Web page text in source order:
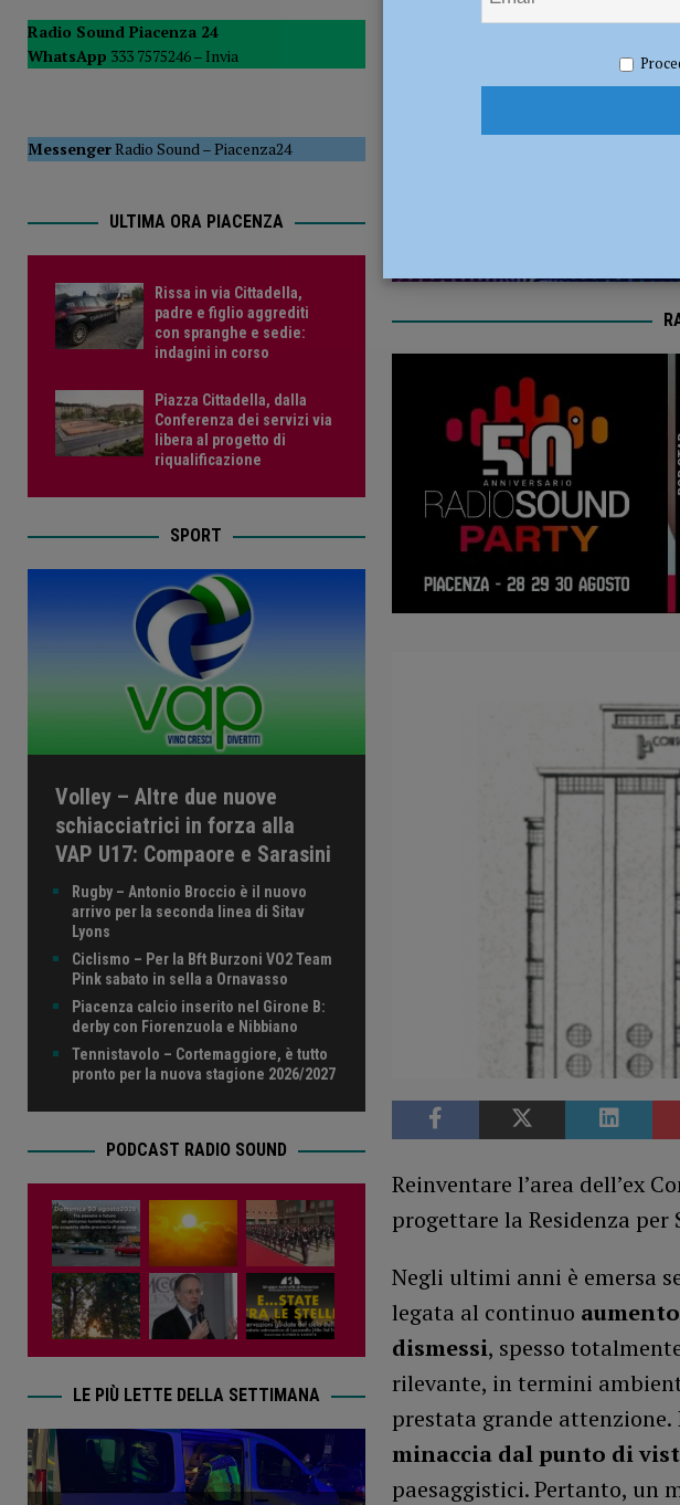
[ 7 Agosto 2026 ] Assegnati alla questura di Piacenza diciannove nuovi agenti di polizia
[ 8 Agosto 2026 ] Rissa in via Cittadella, padre e figlio aggrediti con spranghe e sedie:
Redazione MC
Reinventare l’area dell’ex
progettare la Residenza
Negli ultimi anni è emersa
legata al continuo
dismessi, spesso
rilevante, in termini
prestata grande
minaccia dal punto di
paesaggistici. Pertanto, un
Radio Sound Piacenza 24
WhatsApp 333 7575246 – Invia
MessengerRadio Sound–Piacenza24
ULTIMA ORA PIACENZA
Rissa in via Cittadella,
padre e figlio aggrediti
con spranghe e sedie:
indagini in corso
Piazza Cittadella, dalla
Conferenza dei servizi via
libera al progetto di
riqualificazione
SPORT
Volley – Altre due nuove
schiacciatrici in forza alla
VAP U17: Compaore e Sarasini
Rugby – Antonio Broccio è il nuovo
arrivo per la seconda linea di Sitav
Lyons
Ciclismo – Per la Bft Burzoni VO2 Team
Pink sabato in sella a Ornavasso
Piacenza calcio inserito nel Girone B:
derby con Fiorenzuola e Nibbiano
Tennistavolo – Cortemaggiore, è tutto
pronto per la nuova stagione 2026/2027
PODCAST RADIO SOUND
LE PIÙ LETTE DELLA SETTIMANA